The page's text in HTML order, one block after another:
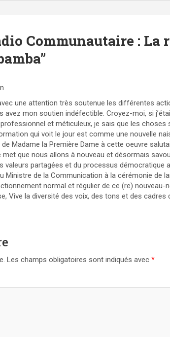
Communautaire : La
”
une attention très soutenue les différentes
avez mon soutien indéfectible. Croyez-moi, si
et méticuleux, je sais que les choses
qui voit le jour est comme une nouvelle
de Madame la Première Dame à cette oeuvre
met que nous allons à nouveau et désormais
valeurs partagées et du processus démocratique
Ministre de la Communication à la cérémonie de
normal et régulier de ce (re) nouveau-
Vive la diversité des voix, des tons et des cadres
Les champs obligatoires sont indiqués avec *